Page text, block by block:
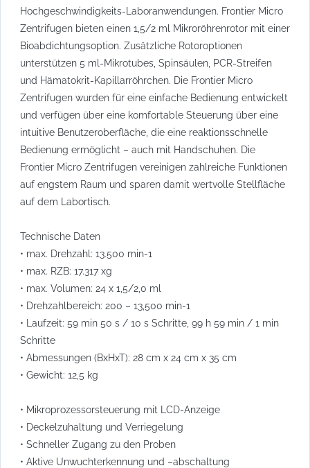
Hochgeschwindigkeits-Laboranwendungen. Frontier Micro
Zentrifugen bieten einen 1,5/2 ml Mikroröhrenrotor mit einer
Bioabdichtungsoption. Zusätzliche Rotoroptionen
unterstützen 5 ml-Mikrotubes, Spinsäulen, PCR-Streifen
und Hämatokrit-Kapillarröhrchen. Die Frontier Micro
Zentrifugen wurden für eine einfache Bedienung entwickelt
und verfügen über eine komfortable Steuerung über eine
intuitive Benutzeroberfläche, die eine reaktionsschnelle
Bedienung ermöglicht – auch mit Handschuhen. Die
Frontier Micro Zentrifugen vereinigen zahlreiche Funktionen
auf engstem Raum und sparen damit wertvolle Stellfläche
auf dem Labortisch.
Technische Daten
• max. Drehzahl: 13.500 min-1
• max. RZB: 17.317 xg
• max. Volumen: 24 x 1,5/2,0 ml
• Drehzahlbereich: 200 – 13,500 min-1
• Laufzeit: 59 min 50 s / 10 s Schritte, 99 h 59 min / 1 min
Schritte
• Abmessungen (BxHxT): 28 cm x 24 cm x 35 cm
• Gewicht: 12,5 kg
• Mikroprozessorsteuerung mit LCD-Anzeige
• Deckelzuhaltung und Verriegelung
• Schneller Zugang zu den Proben
• Aktive Unwuchterkennung und –abschaltung